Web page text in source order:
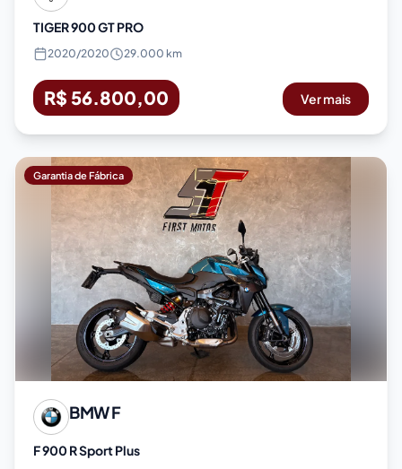
TIGER 900 GT PRO
2020/2020 29.000 km
R$ 56.800,00 Ver mais
Garantia de Fábrica
BMWF
F 900 R Sport Plus